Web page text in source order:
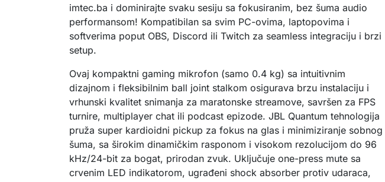
imtec.ba i dominirajte svaku sesiju sa fokusiranim, bez šuma audio
performansom! Kompatibilan sa svim PC-ovima, laptopovima i
softverima poput OBS, Discord ili Twitch za seamless integraciju i brzi
setup.
Ovaj kompaktni gaming mikrofon (samo 0.4 kg) sa intuitivnim
dizajnom i fleksibilnim ball joint stalkom osigurava brzu instalaciju i
vrhunski kvalitet snimanja za maratonske streamove, savršen za FPS
turnire, multiplayer chat ili podcast epizode. JBL Quantum tehnologija
pruža super kardioidni pickup za fokus na glas i minimiziranje sobnog
šuma, sa širokim dinamičkim rasponom i visokom rezolucijom do 96
kHz/24-bit za bogat, prirodan zvuk. Uključuje one-press mute sa
crvenim LED indikatorom, ugrađeni shock absorber protiv udaraca,